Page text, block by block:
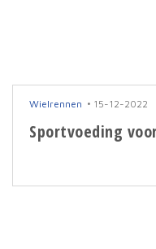
Wielrennen 15-12-2022
Sportvoeding